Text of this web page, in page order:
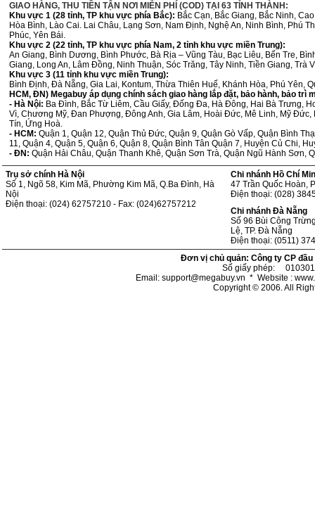
GIAO HÀNG, THU TIỀN TẬN NƠI MIỄN PHÍ (COD) TẠI 63 TỈNH THÀNH:
Khu vực 1 (28 tỉnh, TP khu vực phía Bắc): Bắc Cạn, Bắc Giang, Bắc Ninh,
Hòa Bình, Lào Cai. Lai Châu, Lạng Sơn, Nam Định, Nghệ An, Ninh Bình, Phú
Phúc, Yên Bái.
Khu vực 2 (22 tỉnh, TP khu vực phía Nam, 2 tỉnh khu vực miền Trung):
An Giang, Bình Dương, Bình Phước, Bà Rịa – Vũng Tàu, Bạc Liêu, Bến Tre,
Giang, Long An, Lâm Đồng, Ninh Thuận, Sóc Trăng, Tây Ninh, Tiền Giang, Trà
Khu vực 3 (11 tỉnh khu vực miền Trung):
Bình Định, Đà Nẵng, Gia Lai, Kontum, Thừa Thiên Huế, Khánh Hòa, Phú Yên,
HCM, ĐN) Megabuy áp dụng chính sách giao hàng lắp đặt, bảo hành, bảo trì
- Hà Nội: Ba Đình, Bắc Từ Liêm, Cầu Giấy, Đống Đa, Hà Đông, Hai Bà Trưng,
Vì, Chương Mỹ, Đan Phượng, Đông Anh, Gia Lâm, Hoài Đức, Mê Linh, Mỹ
Tín, Ứng Hoà.
- HCM: Quận 1, Quận 12, Quận Thủ Đức, Quận 9, Quận Gò Vấp, Quận Bình
11, Quận 4, Quận 5, Quận 6, Quận 8, Quận Bình Tân Quận 7, Huyện Củ Chi,
- ĐN: Quận Hải Châu, Quận Thanh Khê, Quận Sơn Trà, Quận Ngũ Hành Sơn,
Trụ sở chính Hà Nội
Số 1, Ngõ 58, Kim Mã, Phường Kim Mã, Q.Ba Đình, Hà
Nội
Điện thoại: (024) 62757210 - Fax: (024)62757212
Chi nhánh Hồ Chí
47 Trần Quốc Hoàn,
Điện thoại: (028)
Chi nhánh Đà Nẵng
Số 96 Bùi Công
Lệ, TP. Đà Nẵng
Điện thoại: (0511)
Đơn vị chủ quản: Công ty CP
Số giấy phép:
Email: support@megabuy.vn * Website :
Copyright © 2006. All